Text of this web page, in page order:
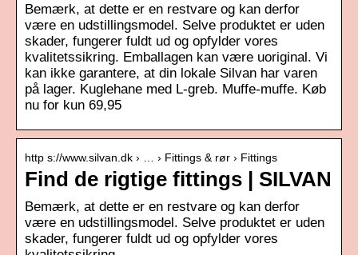
Bemærk, at dette er en restvare og kan derfor
være en udstillingsmodel. Selve produktet er uden
skader, fungerer fuldt ud og opfylder vores
kvalitetssikring. Emballagen kan være uoriginal. Vi
kan ikke garantere, at din lokale Silvan har varen
på lager. Kuglehane med L-greb. Muffe-muffe. Køb
nu for kun 69,95
http s://www.silvan.dk › … › Fittings & rør › Fittings
Find de rigtige fittings | SILVAN
Bemærk, at dette er en restvare og kan derfor
være en udstillingsmodel. Selve produktet er uden
skader, fungerer fuldt ud og opfylder vores